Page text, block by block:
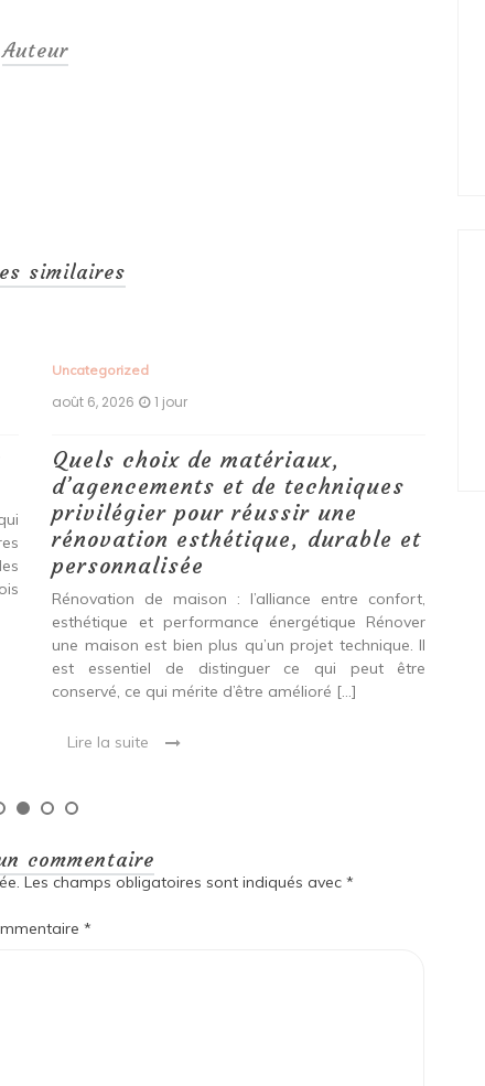
Auteur
similaires
Uncategorized
août 6, 2026 1 jour
Quels choix de matériaux,
d’agencements et de techniques
privilégier pour réussir une
rénovation esthétique, durable et
personnalisée
Rénovation de maison : l’alliance entre confort,
esthétique et performance énergétique Rénover
une maison est bien plus qu’un projet technique. Il
est essentiel de distinguer ce qui peut être
conservé, ce qui mérite d’être amélioré […]
Lire la suite
commentaire
Les champs obligatoires sont indiqués avec *
*